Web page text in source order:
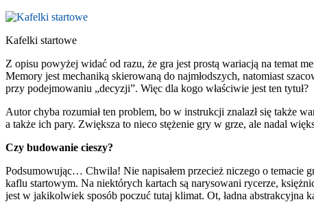
Kafelki startowe
Z opisu powyżej widać od razu, że gra jest prostą wariacją na temat
Memory jest mechaniką skierowaną do najmłodszych, natomiast
przy podejmowaniu „decyzji”. Więc dla kogo właściwie jest ten tytuł?
Autor chyba rozumiał ten problem, bo w instrukcji znalazł się także
a także ich pary. Zwiększa to nieco stężenie gry w grze, ale nadal
Czy budowanie cieszy?
Podsumowując… Chwila! Nie napisałem przecież niczego o temacie
kaflu startowym. Na niektórych kartach są narysowani rycerze,
jest w jakikolwiek sposób poczuć tutaj klimat. Ot, ładna abstrakcyjna